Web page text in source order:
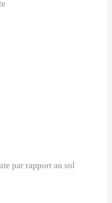
par rapport au sol